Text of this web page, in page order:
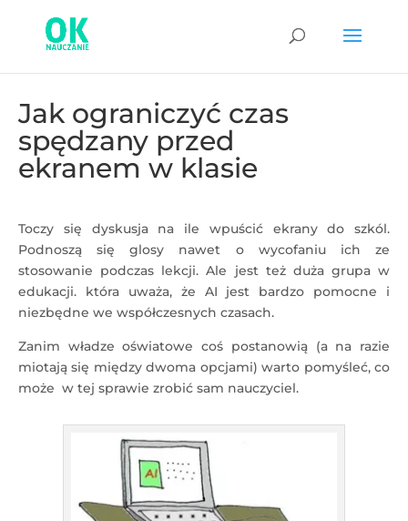
Jak ograniczyć czas
spędzany przed
ekranem w klasie
Toczy się dyskusja na ile wpuścić ekrany do szkól.
Podnoszą się glosy nawet o wycofaniu ich ze
stosowanie podczas lekcji. Ale jest też duża grupa w
edukacji. która uważa, że AI jest bardzo pomocne i
niezbędne we współczesnych czasach.
Zanim władze oświatowe coś postanowią (a na razie
miotają się między dwoma opcjami) warto pomyśleć, co
może w tej sprawie zrobić sam nauczyciel.